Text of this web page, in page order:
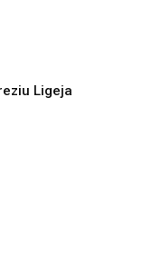
Ligeja